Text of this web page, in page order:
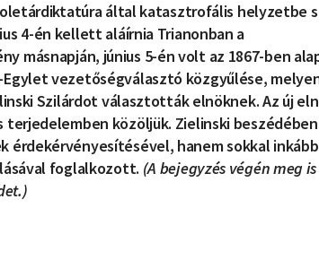
által katasztrofális helyzetbe
4-én kellett aláírnia Trianonban a
másnapján, június 5-én volt az 1867-ben
Egylet vezetőségválasztó közgyűlése,
Szilárdot választották elnöknek. Az új
közöljük. Zielinski
érdekérvényesítésével, hanem sokkal
foglalkozott. (A bejegyzés végén meg is